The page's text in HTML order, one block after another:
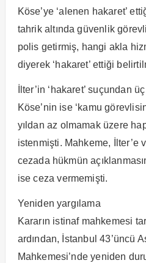
Köse’ye ‘alenen hakaret’
tahrik altında güvenlik
polis getirmiş, hangi akla
diyerek ‘hakaret’ ettiği
İlter’in ‘hakaret’ suçundan
Köse’nin ise ‘kamu
yıldan az olmamak üzere
istenmişti. Mahkeme, İlter’e
cezada hükmün
ise ceza vermemişti.
Yeniden yargılama
Kararın istinaf mahkemesi
ardından, İstanbul 43’üncü
Mahkemesi’nde yeniden